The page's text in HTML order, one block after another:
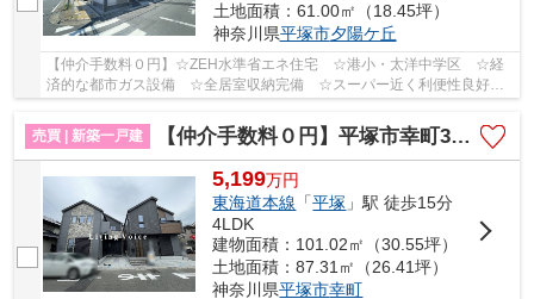
土地面積：61.00㎡（18.45坪）
神奈川県平塚市夕陽ケ丘
【仲介手数料０円】☆ZEH水準省エネ住宅 ☆港小・太洋中学区 ☆経
済的な都市ガス設備 ☆全居室収納完備 ☆スーパー近く利便性良好
売買 | 新築一戸建
【仲介手数料０円】平塚市幸町3期 新築一戸建て 全2棟
5,199万円
東海道本線 「平塚 」駅 徒歩15分
4LDK
建物面積：101.02㎡（30.55坪）
土地面積：87.31㎡（26.41坪）
神奈川県平塚市幸町